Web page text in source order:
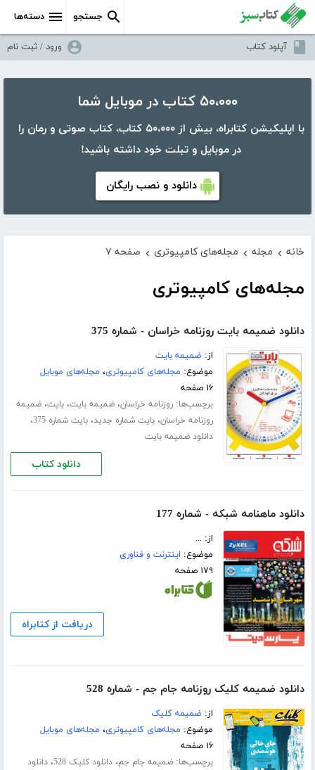
دسته‌ها جستجو
آپلود کتاب ورود / ثبت نام
۵۰،۰۰۰ کتاب در موبایل شما
با اپلیکیشن کتابراه، بیش از ۵۰،۰۰۰ کتاب، کتاب صوتی و رمان را
در موبایل و تبلت خود داشته باشید!
دانلود و نصب رایگان
خانه › مجله › مجله‌های کامپیوتری › صفحه ۷
مجله‌های کامپیوتری
دانلود ضمیمه بایت روزنامه خراسان - شماره 375
از: ضمیمه بایت
موضوع: مجله‌های کامپیوتری، مجله‌های موبایل
۱۶ صفحه
برچسب‌ها:روزنامه خراسان،ضمیمه بایت،بایت،ضمیمه
روزنامه خراسان،بایت شماره جدید،بایت شماره 375 ،
دانلود ضمیمه بایت
دانلود کتاب
دانلود ماهنامه شبکه - شماره 177
از: ...
موضوع: اینترنت و فناوری
۱۷۹ صفحه
دریافت از کتابراه
دانلود ضمیمه کلیک روزنامه جام جم - شماره 528
از: ضمیمه کلیک
موضوع: مجله‌های کامپیوتری، مجله‌های موبایل
۱۶ صفحه
برچسب‌ها:ضمیمه جام جم،دانلود کلیک 528 ،دانلود